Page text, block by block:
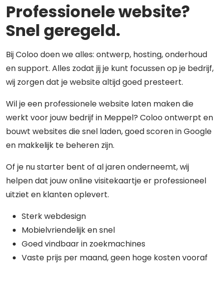
Professionele website?
Snel geregeld.
Bij Coloo doen we alles: ontwerp, hosting, onderhoud
en support. Alles zodat jij je kunt focussen op je bedrijf,
wij zorgen dat je website altijd goed presteert.
Wil je een professionele website laten maken die
werkt voor jouw bedrijf in Meppel? Coloo ontwerpt en
bouwt websites die snel laden, goed scoren in Google
en makkelijk te beheren zijn.
Of je nu starter bent of al jaren onderneemt, wij
helpen dat jouw online visitekaartje er professioneel
uitziet en klanten oplevert.
Sterk webdesign
Mobielvriendelijk en snel
Goed vindbaar in zoekmachines
Vaste prijs per maand, geen hoge kosten vooraf